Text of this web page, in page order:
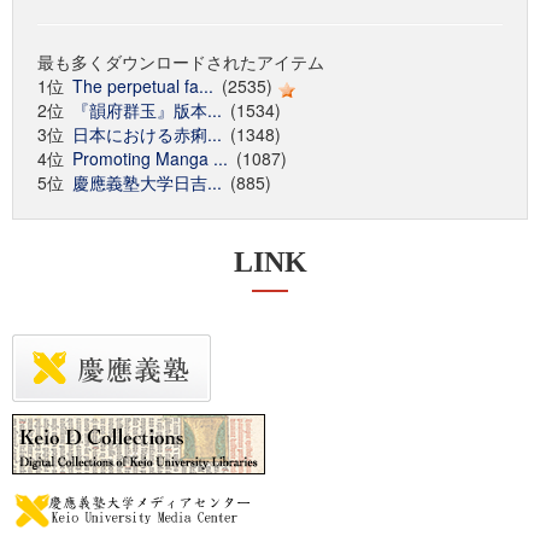
最も多くダウンロードされたアイテム
1位 The perpetual fa... (2535)
2位
『韻府群玉』版本... (1534)
3位 日本における赤痢... (1348)
4位 Promoting Manga ... (1087)
5位 慶應義塾大学日吉... (885)
LINK